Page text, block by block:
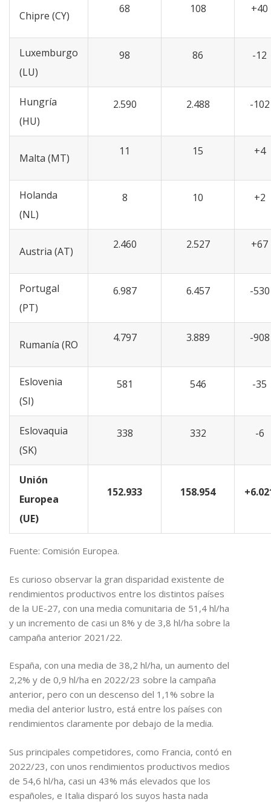
Chipre (CY)
68 108 +40
Luxemburgo
(LU)
98 86 -12
Hungría
(HU)
2.590 2.488 -102
Malta (MT)
11 15 +4
Holanda
(NL)
8 10 +2
Austria (AT)
2.460 2.527 +67
Portugal
(PT)
6.987 6.457 -530
Rumanía (RO
4.797 3.889 -908
Eslovenia
(SI)
581 546 -35
Eslovaquia
(SK)
338 332 -6
Unión
Europea
(UE)
152.933 158.954
Fuente: Comisión Europea.
Es curioso observar la gran disparidad existente de
rendimientos productivos entre los distintos países
de la UE-27, con una media comunitaria de 51,4 hl/ha
y un incremento de casi un 8% y de 3,8 hl/ha sobre la
campaña anterior 2021/22.
España, con una media de 38,2 hl/ha, un aumento del
2,2% y de 0,9 hl/ha en 2022/23 sobre la campaña
anterior, pero con un descenso del 1,1% sobre la
media del anterior lustro, está entre los países con
rendimientos claramente por debajo de la media.
Sus principales competidores, como Francia, contó en
2022/23, con unos rendimientos productivos medios
de 54,6 hl/ha, casi un 43% más elevados que los
españoles, e Italia disparó los suyos hasta nada